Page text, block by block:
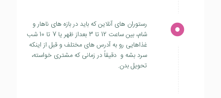
رستوران های آنلاین که باید در بازه های ناهار و
شام، بین ساعت 12 تا 3 بعداز ظهر یا 7 تا 10 شب
غذاهایی رو به آدرس های مختلف و قبل از اینکه
سرد بشه و دقیقاً در زمانی که مشتری خواسته،
تحویل بدن.